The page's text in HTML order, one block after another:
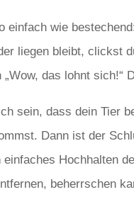
einfach wie
liegen bleibt, clickst
„Wow, das lohnt sich!“
sein, dass dein Tier
Dann ist der
Hochhalten
beherrschen